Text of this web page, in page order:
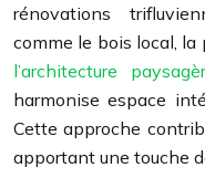
rénovations
comme le bois local, la
l’architecture
harmonise espace
Cette approche
apportant une touche